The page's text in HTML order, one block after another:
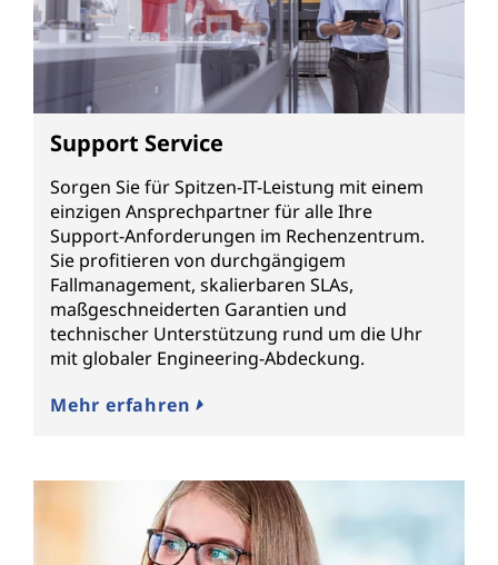
Support Service
Sorgen Sie für Spitzen-IT-Leistung mit einem
einzigen Ansprechpartner für alle Ihre
Support-Anforderungen im Rechenzentrum.
Sie profitieren von durchgängigem
Fallmanagement, skalierbaren SLAs,
maßgeschneiderten Garantien und
technischer Unterstützung rund um die Uhr
mit globaler Engineering-Abdeckung.
Mehr erfahren